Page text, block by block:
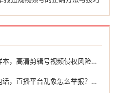
号视频侵权风险高，这份维权指南请收好
台乱象怎么举报？这份维权指南请收好